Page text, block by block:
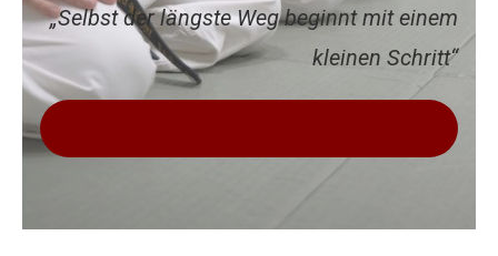
„Selbst der längste Weg beginnt mit einem
kleinen Schritt“